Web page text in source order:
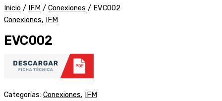
Inicio / IFM / Conexiones / EVC002
Conexiones, IFM
EVC002
Categorías: Conexiones, IFM